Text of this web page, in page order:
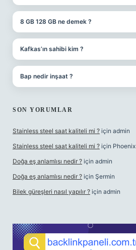
8 GB 128 GB ne demek ?
Kafkas’ın sahibi kim ?
Bap nedir inşaat ?
SON YORUMLAR
Stainless steel saat kaliteli mi ? için admin
Stainless steel saat kaliteli mi ? için Phoenix
Doğa eş anlamlısı nedir ? için admin
Doğa eş anlamlısı nedir ? için Şermin
Bilek güreşleri nasıl yapılır ? için admin